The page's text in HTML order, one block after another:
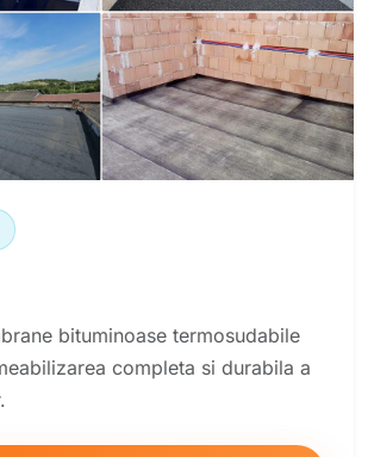
bituminoase termosudabile
completa si durabila a